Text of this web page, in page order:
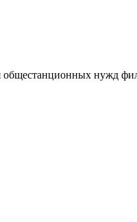
общестанционных нужд